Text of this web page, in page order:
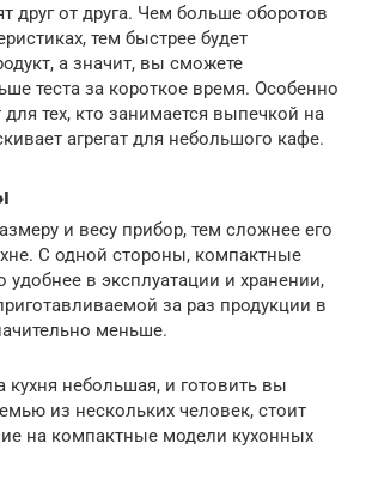
друг от друга. Чем больше оборотов
тем быстрее будет
а значит, вы сможете
теста за короткое время. Особенно
для тех, кто занимается выпечкой на
агрегат для небольшого кафе.
и весу прибор, тем сложнее его
С одной стороны, компактные
в эксплуатации и хранении,
за раз продукции в
меньше.
небольшая, и готовить вы
из нескольких человек, стоит
на компактные модели кухонных